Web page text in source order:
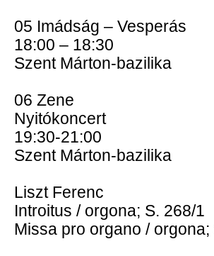
05 Imádság – Vesperás
18:00 – 18:30
Szent Márton-bazilika
06 Zene
Nyitókoncert
19:30-21:00
Szent Márton-bazilika
Liszt Ferenc
Introitus / orgona; S. 268/1
Missa pro organo / orgona;